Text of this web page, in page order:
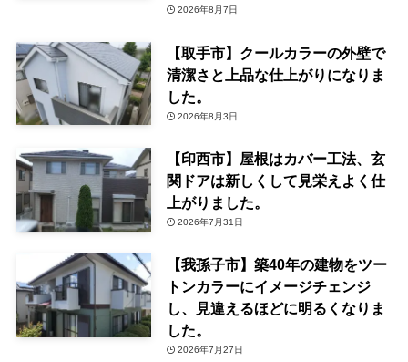
2026年8月7日
【取手市】クールカラーの外壁で
清潔さと上品な仕上がりになりま
した。
2026年8月3日
【印西市】屋根はカバー工法、玄
関ドアは新しくして見栄えよく仕
上がりました。
2026年7月31日
【我孫子市】築40年の建物をツー
トンカラーにイメージチェンジ
し、見違えるほどに明るくなりま
した。
2026年7月27日